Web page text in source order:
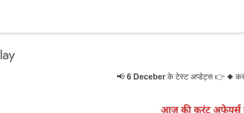
6 Deceberके टेस्ट अप्डेट्स 👉 ◆ करंट